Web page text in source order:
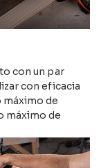
con un par
con eficacia
máximo de
máximo de